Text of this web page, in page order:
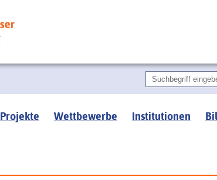
Projekte Wettbewerbe Institutionen